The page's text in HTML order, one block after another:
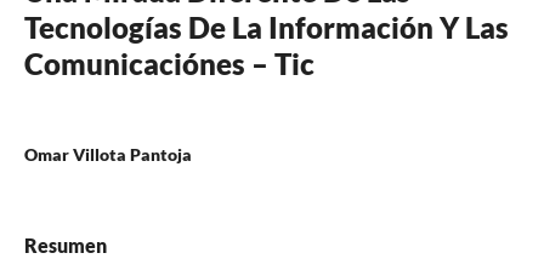
Tecnologías De La Información Y Las
Comunicaciónes – Tic
Omar Villota Pantoja
Resumen